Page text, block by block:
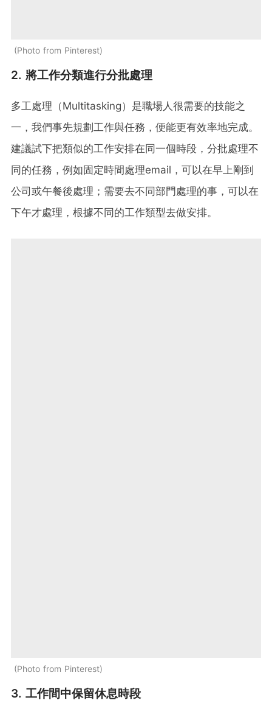
Photo from Pinterest
2. 將工作分類進行分批處理
多工處理（Multitasking）是職場人很需要的技能之
一，我們事先規劃工作與任務，便能更有效率地完成。
建議試下把類似的工作安排在同一個時段，分批處理不
同的任務，例如固定時間處理email，可以在早上剛到
公司或午餐後處理；需要去不同部門處理的事，可以在
下午才處理，根據不同的工作類型去做安排。
Photo from Pinterest
3. 工作間中保留休息時段